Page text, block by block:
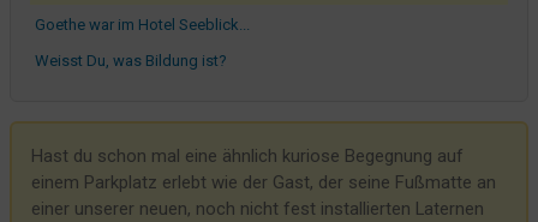
Goethe war im Hotel Seeblick...
Weisst Du, was Bildung ist?
Er hat eine Rechtsabteilung
Wir machen es mit Ziegen...
Hast du schon mal eine ähnlich kuriose Begegnung auf
einem Parkplatz erlebt wie der Gast, der seine Fußmatte an
einer unserer neuen, noch nicht fest installierten Laternen